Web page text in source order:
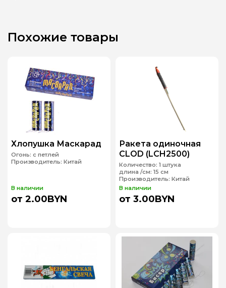
Похожие товары
Хлопушка Маскарад
Огонь: с петлей
Производитель: Китай
В наличии
от 2.00BYN
Ракета одиночная
CLOD (LCH2500)
Количество: 1 штука
длина /см: 15 см
Производитель: Китай
В наличии
от 3.00BYN